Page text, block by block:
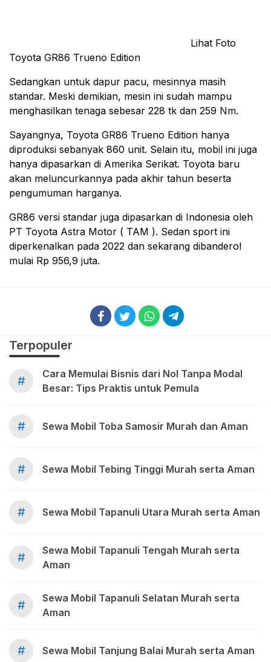
Lihat Foto
Toyota GR86 Trueno Edition
Sedangkan untuk dapur pacu, mesinnya masih
standar. Meski demikian, mesin ini sudah mampu
menghasilkan tenaga sebesar 228 tk dan 259 Nm.
Sayangnya, Toyota GR86 Trueno Edition hanya
diproduksi sebanyak 860 unit. Selain itu, mobil ini juga
hanya dipasarkan di Amerika Serikat. Toyota baru
akan meluncurkannya pada akhir tahun beserta
pengumuman harganya.
GR86 versi standar juga dipasarkan di Indonesia oleh
PT Toyota Astra Motor ( TAM ). Sedan sport ini
diperkenalkan pada 2022 dan sekarang dibanderol
mulai Rp 956,9 juta.
Terpopuler
#
Cara Memulai Bisnis dari Nol Tanpa Modal
Besar: Tips Praktis untuk Pemula
# Sewa Mobil Toba Samosir Murah dan Aman
# Sewa Mobil Tebing Tinggi Murah serta Aman
# Sewa Mobil Tapanuli Utara Murah serta Aman
#
Sewa Mobil Tapanuli Tengah Murah serta
Aman
#
Sewa Mobil Tapanuli Selatan Murah serta
Aman
# Sewa Mobil Tanjung Balai Murah serta Aman